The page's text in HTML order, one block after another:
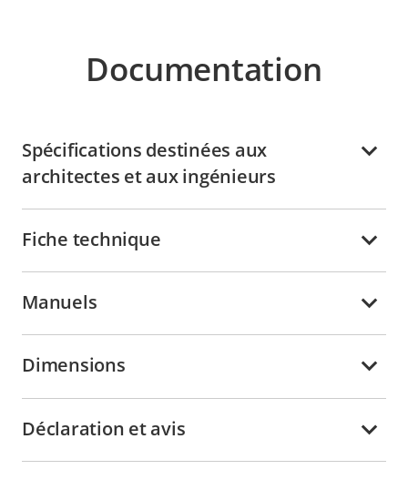
Documentation
Spécifications destinées aux
architectes et aux ingénieurs
Fiche technique
Manuels
Dimensions
Déclaration et avis